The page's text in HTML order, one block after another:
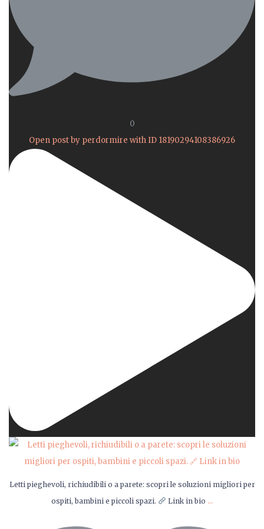
0
Open post by perdormire with ID 18190294108386926
Letti pieghevoli, richiudibili o a parete: scopri le soluzioni migliori per
ospiti, bambini e piccoli spazi.
Link in bio ...